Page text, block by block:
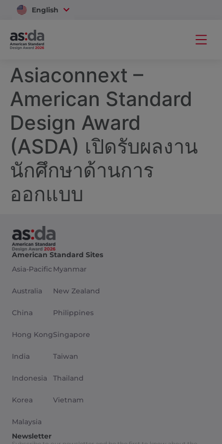
English
Vietnam
Asiaconnext –
American Standard
Design Award
(ASDA) เปิดรับผลงาน
นักศึกษาด้านการ
ออกแบบ
American Standard Sites
Asia-Pacific
Australia
China
Hong Kong
India
Indonesia
Korea
Malaysia
Myanmar
New Zealand
Philippines
Singapore
Taiwan
Thailand
Vietnam
Newsletter